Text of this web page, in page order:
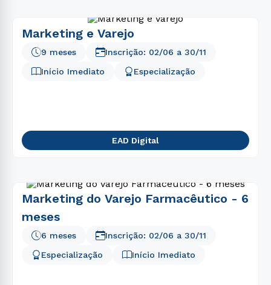
Marketing e Varejo
9 meses
Início Imediato
Especialização
Inscrição: 02/06 a 30/11
EAD Digital
Marketing do Varejo Farmacêutico - 6
meses
Especialização Início Imediato
6 meses Inscrição: 02/06 a 30/11